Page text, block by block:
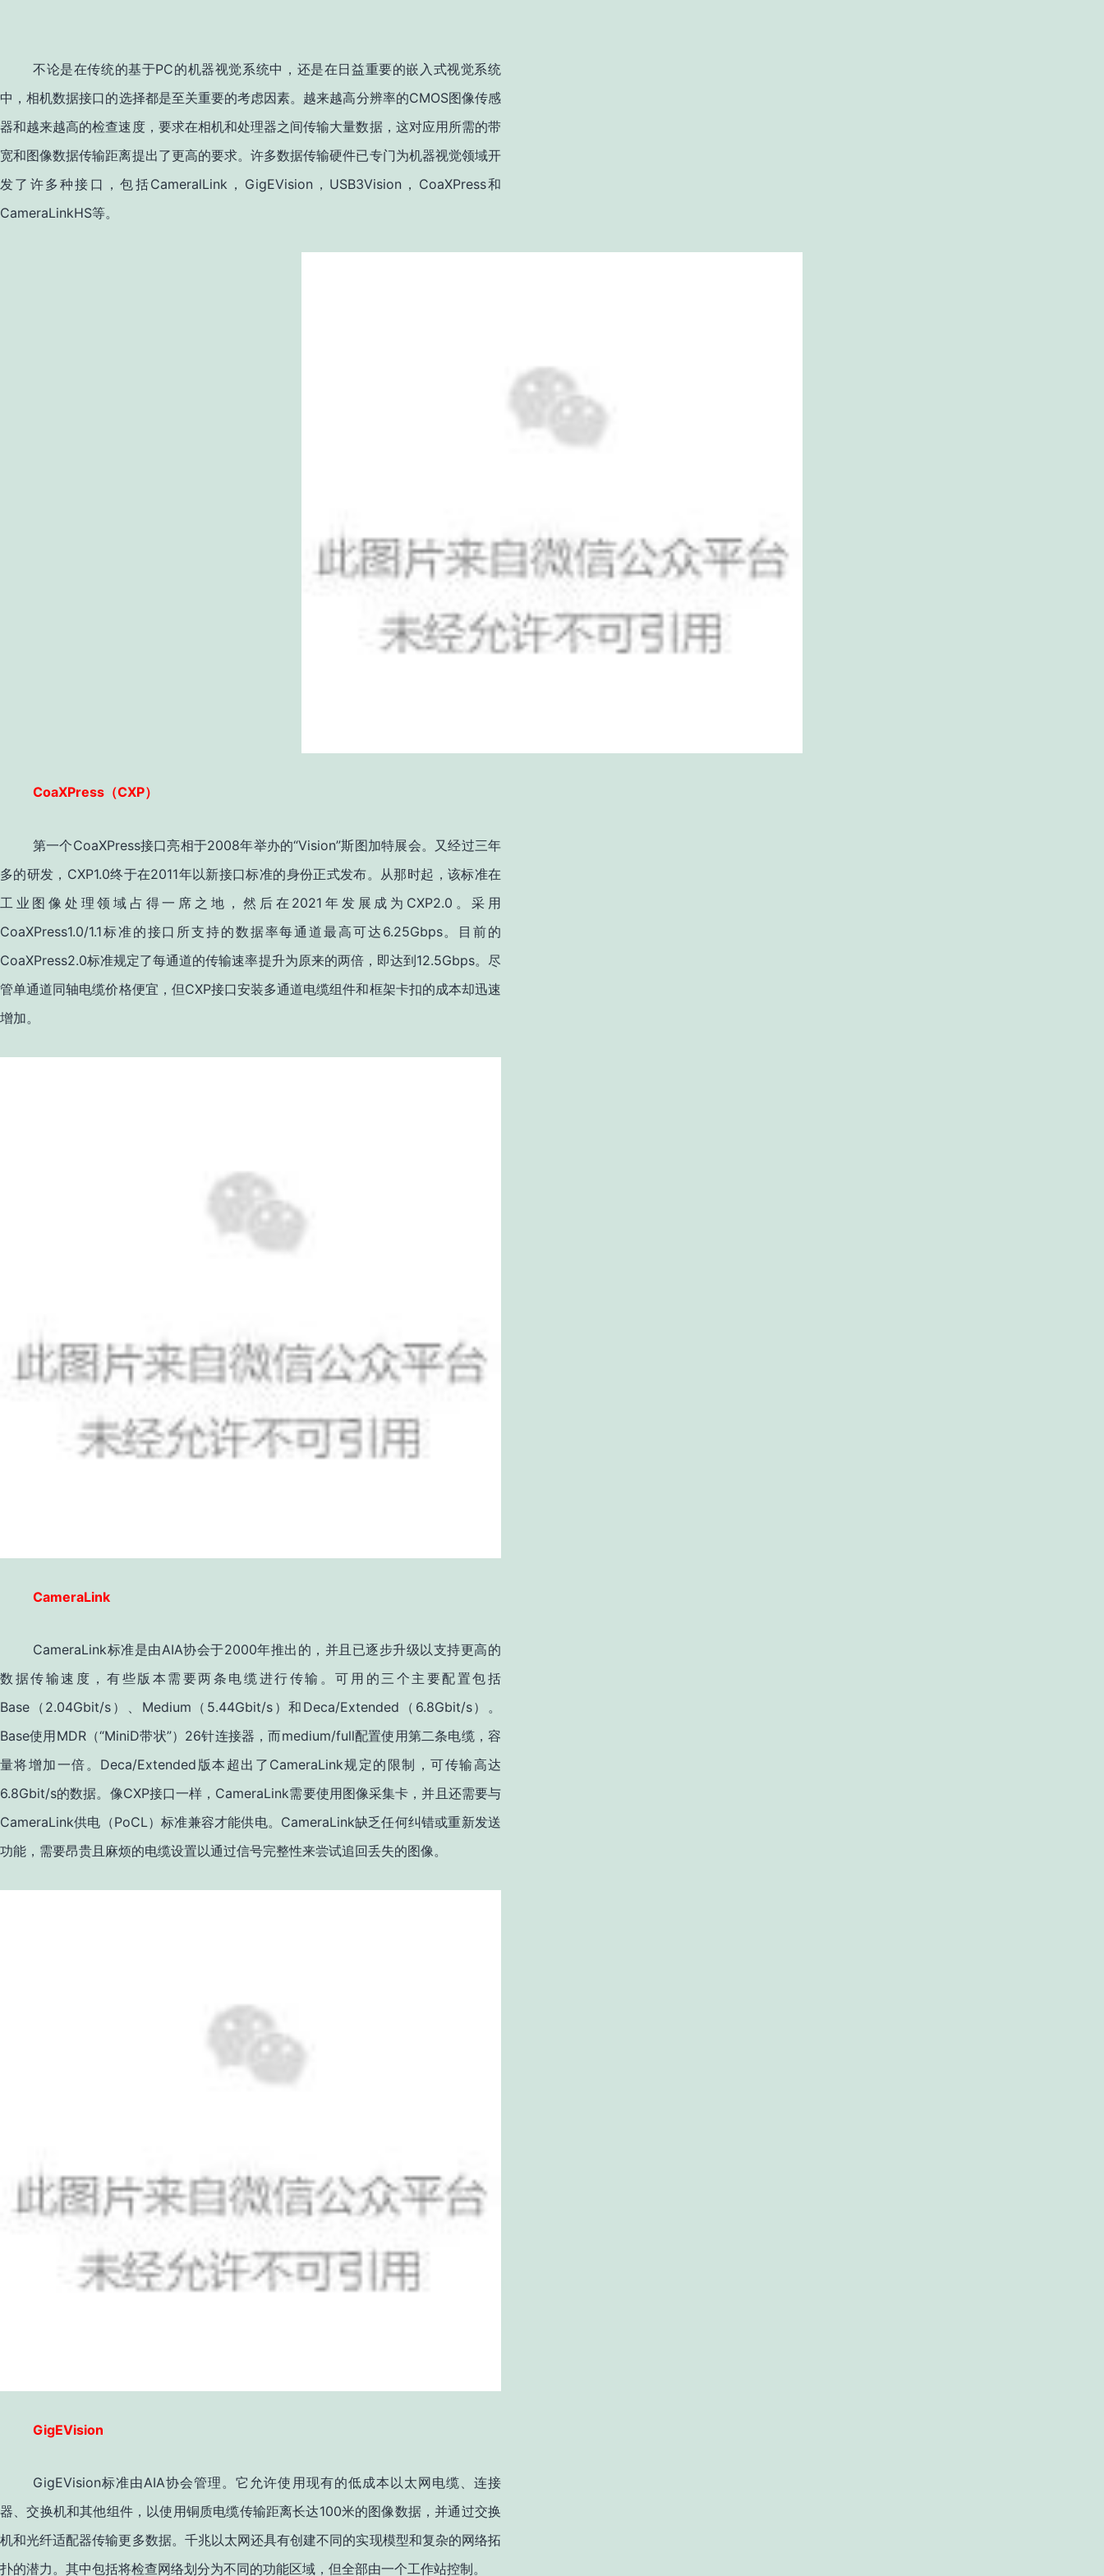
不论是在传统的基于PC的机器视觉系统中，还是在日益重要的嵌入式视觉系统
中，相机数据接口的选择都是至关重要的考虑因素。越来越高分辨率的CMOS图像传感
器和越来越高的检查速度，要求在相机和处理器之间传输大量数据，这对应用所需的带
宽和图像数据传输距离提出了更高的要求。许多数据传输硬件已专门为机器视觉领域开
发了许多种接口，包括CameralLink ， GigEVision ， USB3Vision ， CoaXPress和
CameraLinkHS等。
CoaXPress （CXP）
第一个CoaXPress接口亮相于2008年举办的“Vision”斯图加特展会。又经过三年
多的研发， CXP1.0终于在2011年以新接口标准的身份正式发布。从那时起，该标准在
工业图像处理领域占得一席之地，然后在 2021 年发展成为 CXP2.0 。采用
CoaXPress1.0/1.1标准的接口所支持的数据率每通道最高可达 6.25Gbps。目前的
CoaXPress2.0标准规定了每通道的传输速率提升为原来的两倍，即达到 12.5Gbps。尽
管单通道同轴电缆价格便宜，但CXP接口安装多通道电缆组件和框架卡扣的成本却迅速
增加。
CameraLink
CameraLink标准是由AIA协会于2000年推出的，并且已逐步升级以支持更高的
数据传输速度，有些版本需要两条电缆进行传输。可用的三个主要配置包括
Base （ 2.04Gbit/s ）、 Medium （ 5.44Gbit/s ）和 Deca/Extended （ 6.8Gbit/s）。
Base使用 MDR（“MiniD带状”） 26针连接器，而medium/full配置使用第二条电缆，容
量将增加一倍。 Deca/Extended 版本超出了 CameraLink规定的限制，可传输高达
6.8Gbit/s的数据。像CXP接口一样， CameraLink需要使用图像采集卡，并且还需要与
CameraLink供电（PoCL）标准兼容才能供电。 CameraLink缺乏任何纠错或重新发送
功能，需要昂贵且麻烦的电缆设置以通过信号完整性来尝试追回丢失的图像。
GigEVision
GigEVision标准由AIA协会管理。它允许使用现有的低成本以太网电缆、连接
器、交换机和其他组件，以使用铜质电缆传输距离长达100米的图像数据，并通过交换
机和光纤适配器传输更多数据。千兆以太网还具有创建不同的实现模型和复杂的网络拓
扑的潜力。其中包括将检查网络划分为不同的功能区域，但全部由一个工作站控制。